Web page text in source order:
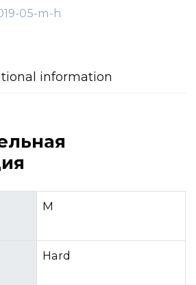
05-m-h
information
M
Hard